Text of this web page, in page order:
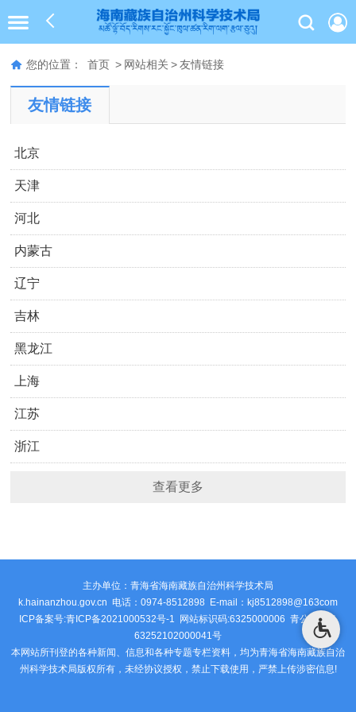
您的位置： 首页 > 网站相关 > 友情链接
友情链接
北京
天津
河北
内蒙古
辽宁
吉林
黑龙江
上海
江苏
浙江
查看更多
主办单位：青海省海南藏族自治州科学技术局
k.hainanzhou.gov.cn 电话：0974-8512898 E-mail：kj8512898@163com
ICP备案号:青ICP备2021000532号-1 网站标识码:6325000006 青公安网备
63252102000041号
本网站所刊登的各种新闻、信息和各种专题专栏资料，均为青海省海南藏族自治
州科学技术局版权所有，未经协议授权，禁止下载使用，严禁上传涉密信息!